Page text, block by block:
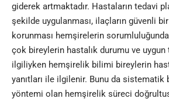
giderek artmaktadır. Hastaların tedavi
şekilde uygulanması, ilaçların güvenli
korunması hemşirelerin
çok bireylerin hastalık durumu ve
ilgiliyken hemşirelik bilimi bireylerin
yanıtları ile ilgilenir. Bunu da
yöntemi olan hemşirelik süreci